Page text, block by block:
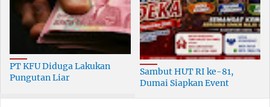
PT KFU Diduga Lakukan
Pungutan Liar
Dumai
Sambut HUT RI ke-81,
Dumai Siapkan Event